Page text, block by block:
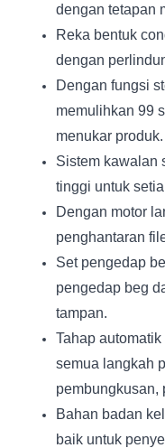
dengan tetapan
Reka bentuk
dengan
Dengan fungsi
memulihkan 99
menukar produk.
Sistem kawalan
tinggi untuk
Dengan motor
penghantaran
Set pengedap
pengedap beg
tampan.
Tahap
semua langkah
pembungkusan,
Bahan badan
baik untuk